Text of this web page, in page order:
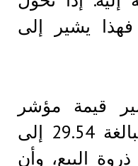
يشير إلى
قيمة مؤشر
القوة النسبية (RSI) البالغة 29.54 إلى
البيع، وأن